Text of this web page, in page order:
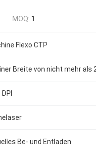
MOQ: 1
Flexo CTP
Breite von nicht mehr als
Be- und Entladen